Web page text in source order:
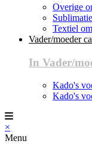
Overige
Textiel
Vader/moeder
In Vader/
Kado's
Kado's
×
Menu